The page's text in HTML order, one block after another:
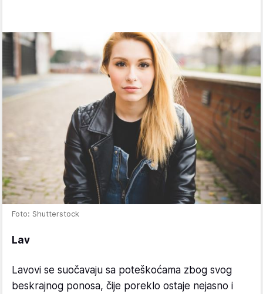
Foto: Shutterstock
Lav
Lavovi se suočavaju sa poteškoćama zbog svog
beskrajnog ponosa, čije poreklo ostaje nejasno i